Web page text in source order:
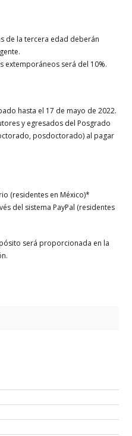
de la tercera edad deberán
extemporáneos será del 10%.
hasta el 17 de mayo de 2022.
y egresados del Posgrado
posdoctorado) al pagar
(residentes en México)*
del sistema PayPal (residentes
será proporcionada en la